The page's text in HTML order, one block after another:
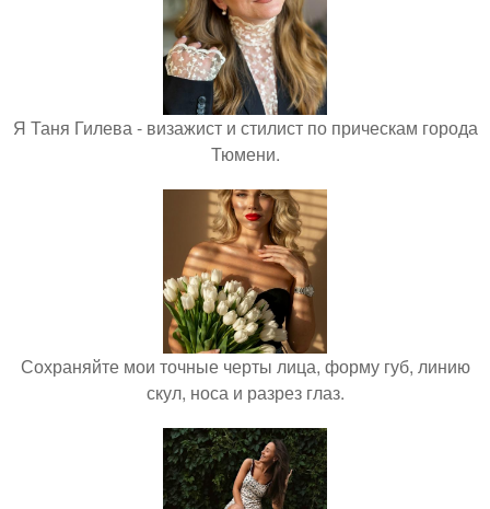
Я Таня Гилева - визажист и стилист по прическам города
Тюмени.
Сохраняйте мои точные черты лица, форму губ, линию
скул, носа и разрез глаз.